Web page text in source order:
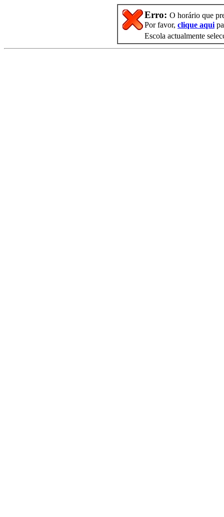
Erro: O horário que
Por favor, clique aqui
Escola actualmente